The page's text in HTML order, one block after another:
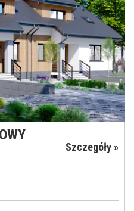
Szczegóły »